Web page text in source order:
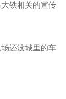
铁相关的宣传
还没城里的车